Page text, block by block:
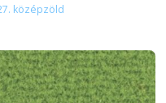
középzöld